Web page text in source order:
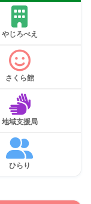
やじろべえ
さくら館
地域支援局
ひらり